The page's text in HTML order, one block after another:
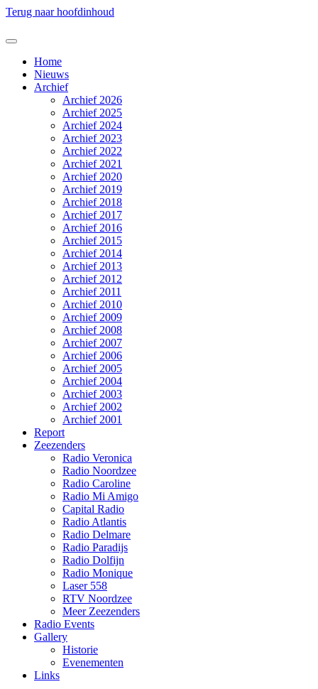
Terug naar hoofdinhoud
Home
Nieuws
Archief
Archief 2026
Archief 2025
Archief 2024
Archief 2023
Archief 2022
Archief 2021
Archief 2020
Archief 2019
Archief 2018
Archief 2017
Archief 2016
Archief 2015
Archief 2014
Archief 2013
Archief 2012
Archief 2011
Archief 2010
Archief 2009
Archief 2008
Archief 2007
Archief 2006
Archief 2005
Archief 2004
Archief 2003
Archief 2002
Archief 2001
Report
Zeezenders
Radio Veronica
Radio Noordzee
Radio Caroline
Radio Mi Amigo
Capital Radio
Radio Atlantis
Radio Delmare
Radio Paradijs
Radio Dolfijn
Radio Monique
Laser 558
RTV Noordzee
Meer Zeezenders
Radio Events
Gallery
Historie
Evenementen
Links